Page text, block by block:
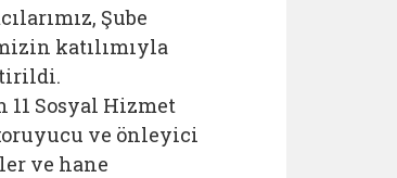
Şube
katılımıyla
Sosyal Hizmet
ve önleyici
ve hane